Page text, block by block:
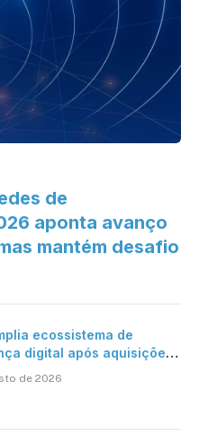
de
aponta avanço
mantém desafio
ecossistema de
digital após aquisições
de 2026